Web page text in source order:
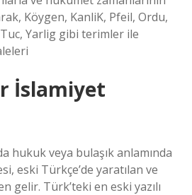
Köygen, KanliK, Pfeil, Ordu,
Yarlig gibi terimler ile
İslamiyet
hukuk veya bulaşık anlamında
eski Türkçe’de yaratılan ve
gelir. Türk’teki en eski yazılı